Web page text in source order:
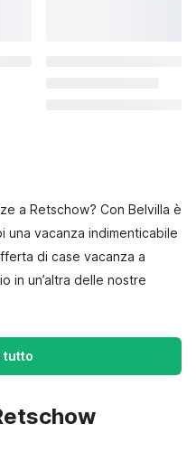
a Retschow? Con Belvilla è
una vacanza indimenticabile
di case vacanza a
in un’altra delle nostre
tutto